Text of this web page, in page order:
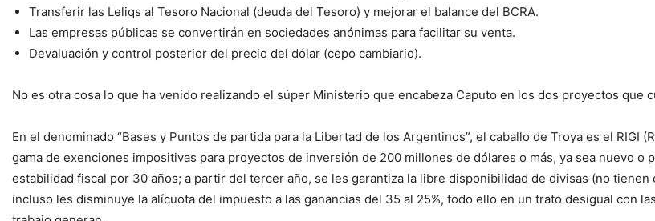
Transferir las Leliqs al Tesoro Nacional (deuda del Tesoro) y mejorar el balance del BCRA.
Las empresas públicas se convertirán en sociedades anónimas para facilitar su venta.
Devaluación y control posterior del precio del dólar (cepo cambiario).
No es otra cosa lo que ha venido realizando el súper Ministerio que encabeza Caputo en los dos proyectos que
En el denominado “Bases y Puntos de partida para la Libertad de los Argentinos”, el caballo de Troya es el RIGI
gama de exenciones impositivas para proyectos de inversión de 200 millones de dólares o más, ya sea nuevo
estabilidad fiscal por 30 años; a partir del tercer año, se les garantiza la libre disponibilidad de divisas (no
incluso les disminuye la alícuota del impuesto a las ganancias del 35 al 25%, todo ello en un trato desigual con